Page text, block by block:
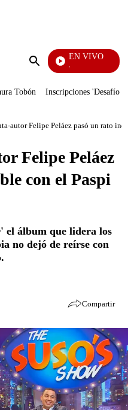
Enviar
EN VIVO
La
Tobón Inscripciones 'Desafío'
autor Felipe Peláez pasó un rato
Felipe Peláez
con el Paspi
el álbum que lidera los
no dejó de reírse con
Compartir